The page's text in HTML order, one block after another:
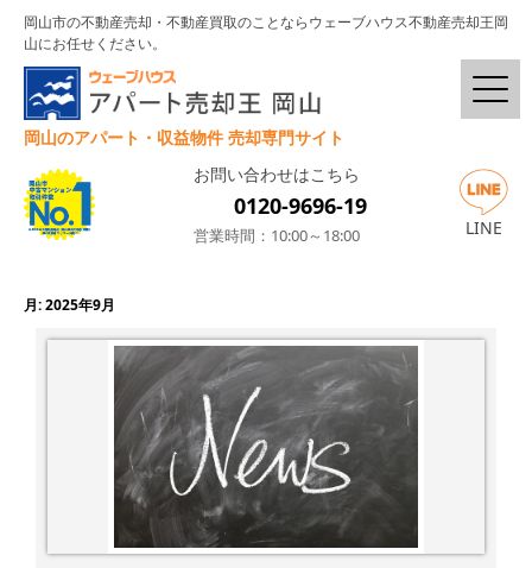
岡山市の不動産売却・不動産買取のことならウェーブハウス不動産売却王岡
山にお任せください。
岡山のアパート・収益物件 売却専門サイト
お問い合わせはこちら
0120-9696-19
営業時間：10:00～18:00 LINE
月:2025年9月